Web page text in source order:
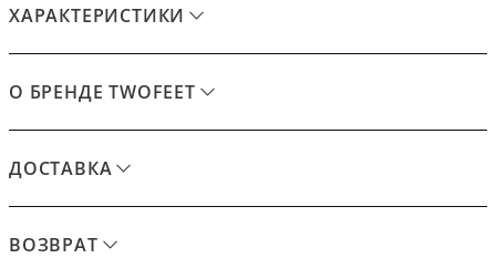
ХАРАКТЕРИСТИКИ
О БРЕНДЕ TWOFEET
ДОСТАВКА
ВОЗВРАТ